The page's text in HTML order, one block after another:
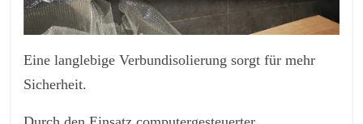
Eine langlebige Verbundisolierung sorgt für mehr
Sicherheit.